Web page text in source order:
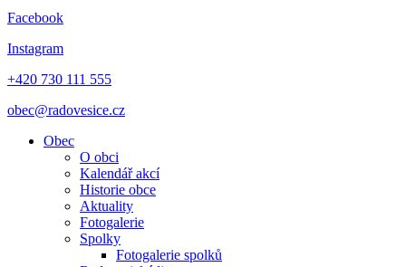
Facebook
Instagram
+420 730 111 555
obec@radovesice.cz
Obec
O obci
Kalendář akcí
Historie obce
Aktuality
Fotogalerie
Spolky
Fotogalerie spolků